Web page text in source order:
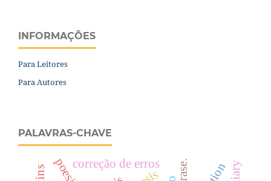
INFORMAÇÕES
Para Leitores
Para Autores
PALAVRAS-CHAVE
correção de erros